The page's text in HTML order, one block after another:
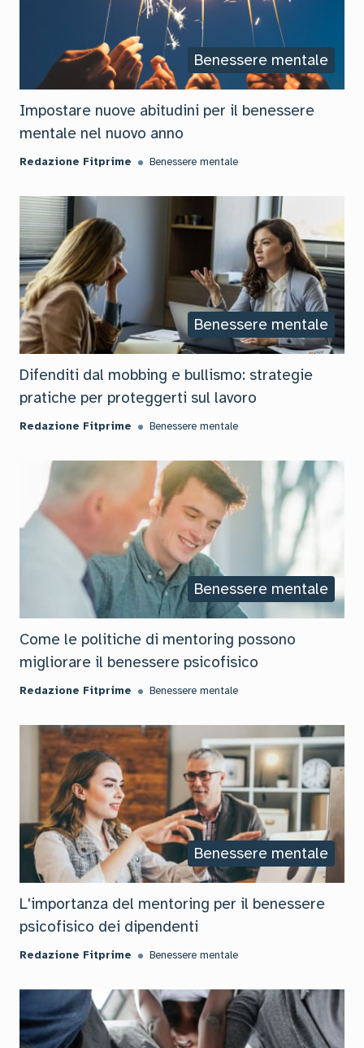
Benessere mentale
Impostare nuove abitudini per il benessere
mentale nel nuovo anno
Redazione Fitprime Benessere mentale
Benessere mentale
Difenditi dal mobbing e bullismo: strategie
pratiche per proteggerti sul lavoro
Redazione Fitprime Benessere mentale
Benessere mentale
Come le politiche di mentoring possono
migliorare il benessere psicofisico
Redazione Fitprime Benessere mentale
Benessere mentale
L'importanza del mentoring per il benessere
psicofisico dei dipendenti
Redazione Fitprime Benessere mentale